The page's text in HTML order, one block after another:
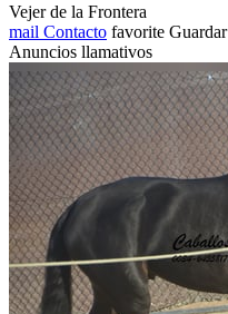
Vejer de la Frontera
mail Contacto favorite Guardar
Anuncios llamativos